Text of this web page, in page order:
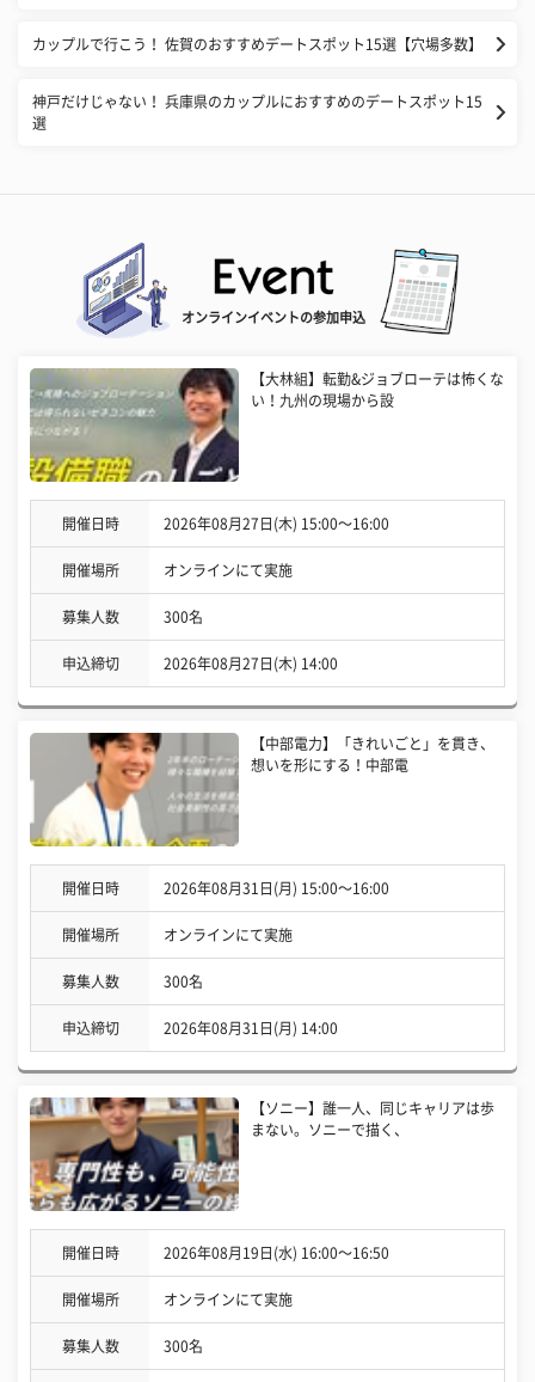
カップルで行こう！ 佐賀のおすすめデートスポット15選【穴場多数】
神戸だけじゃない！ 兵庫県のカップルにおすすめのデートスポット15
選
オンラインイベントの参加申込
【大林組】転勤&ジョブローテは怖くな
い！九州の現場から設
開催日時 2026年08月27日(木) 15:00〜16:00
開催場所 オンラインにて実施
募集人数 300名
申込締切 2026年08月27日(木) 14:00
【中部電力】「きれいごと」を貫き、
想いを形にする！中部電
開催日時 2026年08月31日(月) 15:00〜16:00
開催場所 オンラインにて実施
募集人数 300名
申込締切 2026年08月31日(月) 14:00
【ソニー】誰一人、同じキャリアは歩
まない。ソニーで描く、
開催日時 2026年08月19日(水) 16:00〜16:50
開催場所 オンラインにて実施
募集人数 300名